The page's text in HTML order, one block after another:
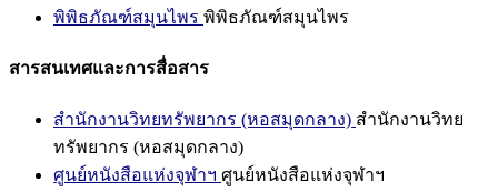
พิพิธภัณฑ์สมุนไพร พิพิธภัณฑ์สมุนไพร
สารสนเทศและการสื่อสาร
สำนักงานวิทยทรัพยากร (หอสมุดกลาง) สำนักงานวิทย
ทรัพยากร (หอสมุดกลาง)
ศูนย์หนังสือแห่งจุฬาฯ ศูนย์หนังสือแห่งจุฬาฯ